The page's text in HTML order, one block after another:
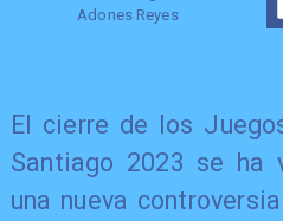
Adones Reyes
El cierre de los
Santiago 2023 se ha
una nueva